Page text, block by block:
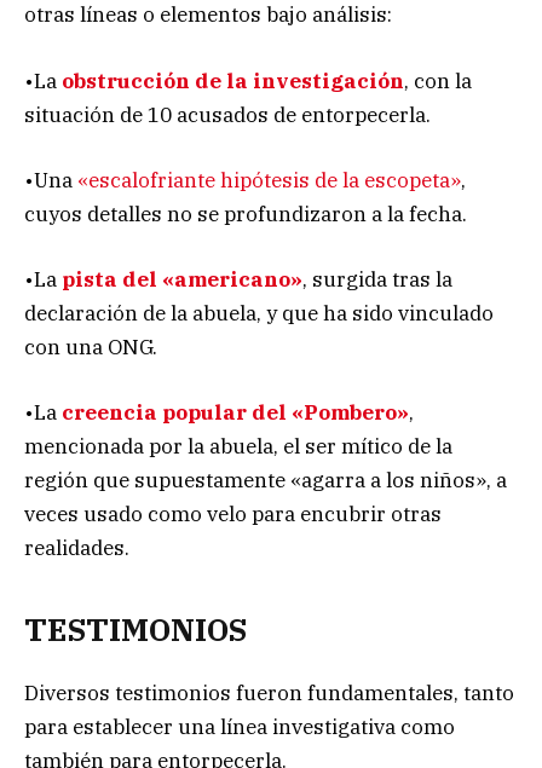
otras líneas o elementos bajo análisis:
•La obstrucción de la investigación, con la
situación de 10 acusados de entorpecerla.
•Una «escalofriante hipótesis de la escopeta»,
cuyos detalles no se profundizaron a la fecha.
•La pista del «americano», surgida tras la
declaración de la abuela, y que ha sido vinculado
con una ONG.
•La creencia popular del «Pombero»,
mencionada por la abuela, el ser mítico de la
región que supuestamente «agarra a los niños», a
veces usado como velo para encubrir otras
realidades.
TESTIMONIOS
Diversos testimonios fueron fundamentales, tanto
para establecer una línea investigativa como
también para entorpecerla.